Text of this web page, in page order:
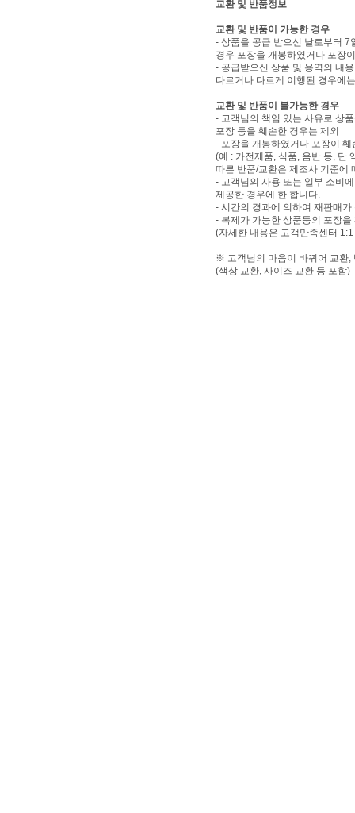
교환 및 반품정보
교환 및 반품이 가능한 경우
- 상품을 공급 받으신 날로부터 7
경우 포장을 개봉하였거나 포장
- 공급받으신 상품 및 용역의 내
다르거나 다르게 이행된 경우에
교환 및 반품이 불가능한 경우
- 고객님의 책임 있는 사유로 상
포장 등을 훼손한 경우는 제외
- 포장을 개봉하였거나 포장이
(예 : 가전제품, 식품, 음반 등, 단
따른 반품/교환은 제조사 기준에
- 고객님의 사용 또는 일부 소비
제공한 경우에 한 합니다.
- 시간의 경과에 의하여 재판매
- 복제가 가능한 상품등의 포장을
(자세한 내용은 고객만족센터
※ 고객님의 마음이 바뀌어 교환,
(색상 교환, 사이즈 교환 등 포함)